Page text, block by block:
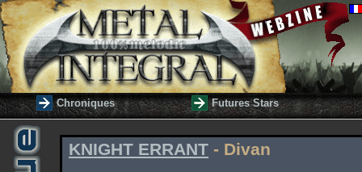
Chroniques Futures Stars
KNIGHT ERRANT - Divan